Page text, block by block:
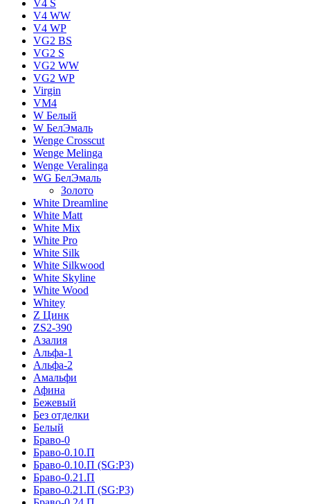
V4 S
V4 WW
V4 WР
VG2 BS
VG2 S
VG2 WW
VG2 WР
Virgin
VM4
W Белый
W БелЭмаль
Wenge Crosscut
Wenge Melinga
Wenge Veralinga
WG БелЭмаль
Золото
White Dreamline
White Matt
White Mix
White Pro
White Silk
White Silkwood
White Skyline
White Wood
Whitey
Z Цинк
ZS2-390
Азалия
Альфа-1
Альфа-2
Амальфи
Афина
Бежевый
Без отделки
Белый
Браво-0
Браво-0.10.П
Браво-0.10.П (SG:P3)
Браво-0.21.П
Браво-0.21.П (SG:P3)